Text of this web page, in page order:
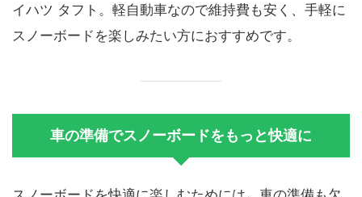
イハツ タフト。軽自動車なので維持費も安く、手軽に
スノーボードを楽しみたい方におすすめです。
車の準備でスノーボードをもっと快適に